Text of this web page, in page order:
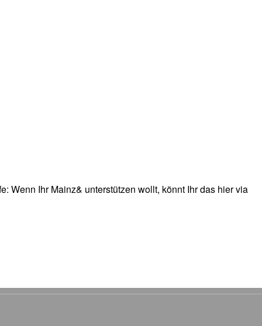
Wenn Ihr Mainz& unterstützen wollt, könnt Ihr das hier via